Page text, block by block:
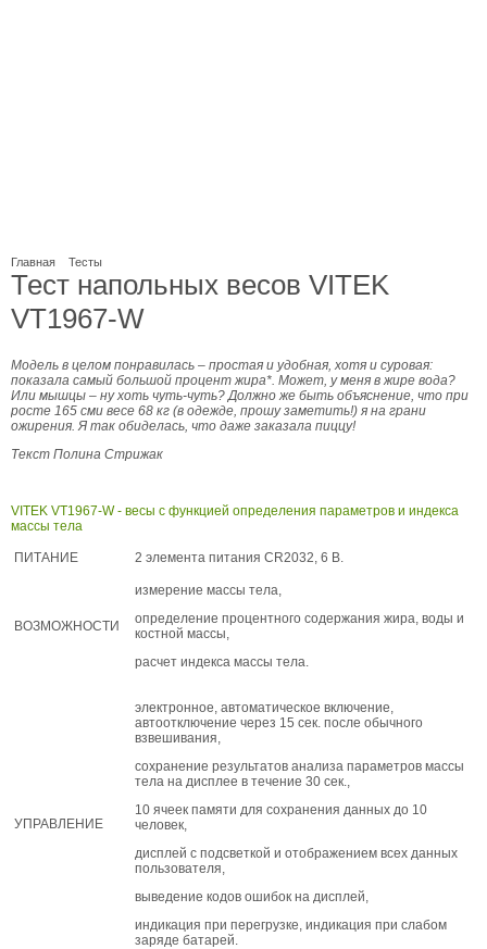
Главная Тесты
Тест напольных весов VITEK
VT1967-W
Модель в целом понравилась – простая и удобная, хотя и суровая:
показала самый большой процент жира*. Может, у меня в жире вода?
Или мышцы – ну хоть чуть-чуть? Должно же быть объяснение, что при
росте 165 сми весе 68 кг (в одежде, прошу заметить!) я на грани
ожирения. Я так обиделась, что даже заказала пиццу!
Текст Полина Стрижак
VITEK VT1967-W - весы с функцией определения параметров и индекса
массы тела
ПИТАНИЕ 2 элемента питания CR2032, 6 В.
ВОЗМОЖНОСТИ
измерение массы тела,
определение процентного содержания жира, воды и
костной массы,
расчет индекса массы тела.
УПРАВЛЕНИЕ
электронное, автоматическое включение,
автоотключение через 15 сек. после обычного
взвешивания,
сохранение результатов анализа параметров массы
тела на дисплее в течение 30 сек.,
10 ячеек памяти для сохранения данных до 10
человек,
дисплей с подсветкой и отображением всех данных
пользователя,
выведение кодов ошибок на дисплей,
индикация при перегрузке, индикация при слабом
заряде батарей.